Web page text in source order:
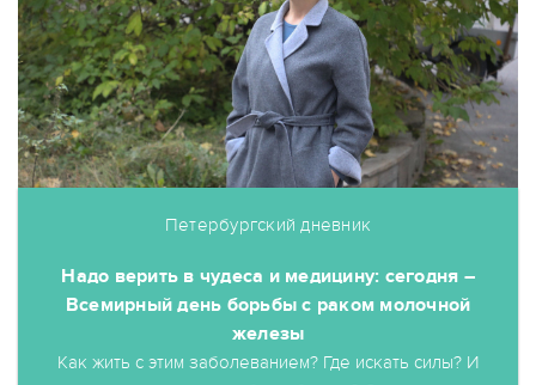
Петербургский дневник
Надо верить в чудеса и медицину: сегодня –
Всемирный день борьбы с раком молочной
железы
Как жить с этим заболеванием? Где искать силы? И